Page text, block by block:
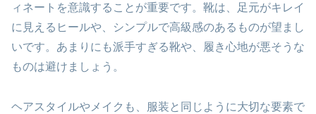
ィネートを意識することが重要です。靴は、足元がキレイ
に見えるヒールや、シンプルで高級感のあるものが望まし
いです。あまりにも派手すぎる靴や、履き心地が悪そうな
ものは避けましょう。
ヘアスタイルやメイクも、服装と同じように大切な要素で